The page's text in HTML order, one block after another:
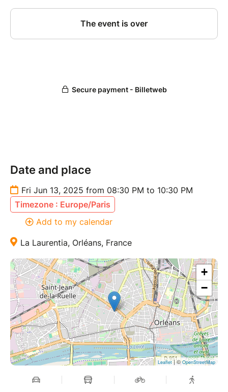
Date and place
Fri Jun 13, 2025 from 08:30 PM to 10:30 PM
Timezone : Europe/Paris
Add to my calendar
La Laurentia, Orléans, France
+
−
Leaflet| ©OpenStreetMap